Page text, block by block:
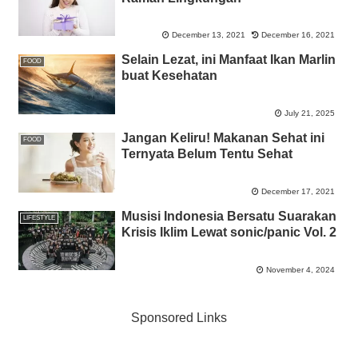
December 13, 2021 December 16, 2021
FOOD
Selain Lezat, ini Manfaat Ikan Marlin
buat Kesehatan
July 21, 2025
FOOD
Jangan Keliru! Makanan Sehat ini
Ternyata Belum Tentu Sehat
December 17, 2021
LIFESTYLE
Musisi Indonesia Bersatu Suarakan
Krisis Iklim Lewat sonic/panic Vol. 2
November 4, 2024
Sponsored Links